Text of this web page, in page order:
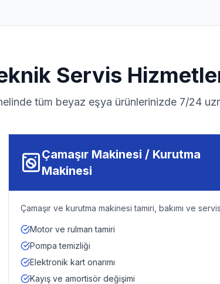
Servis
tüm beyaz eşya ürünlerinizde 7/24
Çamaşır Makinesi / Kurutma
Makinesi
Çamaşır ve kurutma makinesi tamiri, bakımı ve
Motor ve rulman tamiri
Pompa temizliği
Elektronik kart onarımı
Kayış ve amortisör değişimi